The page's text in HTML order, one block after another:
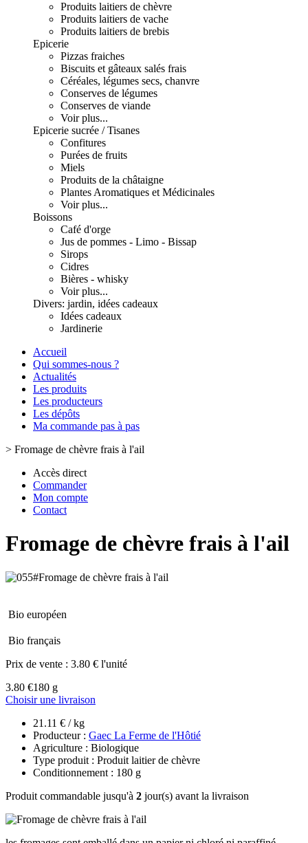
Produits laitiers de chèvre
Produits laitiers de vache
Produits laitiers de brebis
Epicerie
Pizzas fraiches
Biscuits et gâteaux salés frais
Céréales, légumes secs, chanvre
Conserves de légumes
Conserves de viande
Voir plus...
Epicerie sucrée / Tisanes
Confitures
Purées de fruits
Miels
Produits de la châtaigne
Plantes Aromatiques et Médicinales
Voir plus...
Boissons
Café d'orge
Jus de pommes - Limo - Bissap
Sirops
Cidres
Bières - whisky
Voir plus...
Divers: jardin, idées cadeaux
Idées cadeaux
Jardinerie
Accueil
Qui sommes-nous ?
Actualités
Les produits
Les producteurs
Les dépôts
Ma commande pas à pas
> Fromage de chèvre frais à l'ail
Accès direct
Commander
Mon compte
Contact
Fromage de chèvre frais à l'ail
Bio européen
Bio français
Prix de vente : 3.80 € l'unité
3.80 €180 g
Choisir une livraison
21.11 € / kg
Producteur : Gaec La Ferme de l'Hôtié
Agriculture : Biologique
Type produit : Produit laitier de chèvre
Conditionnement : 180 g
Produit commandable jusqu'à 2 jour(s) avant la livraison